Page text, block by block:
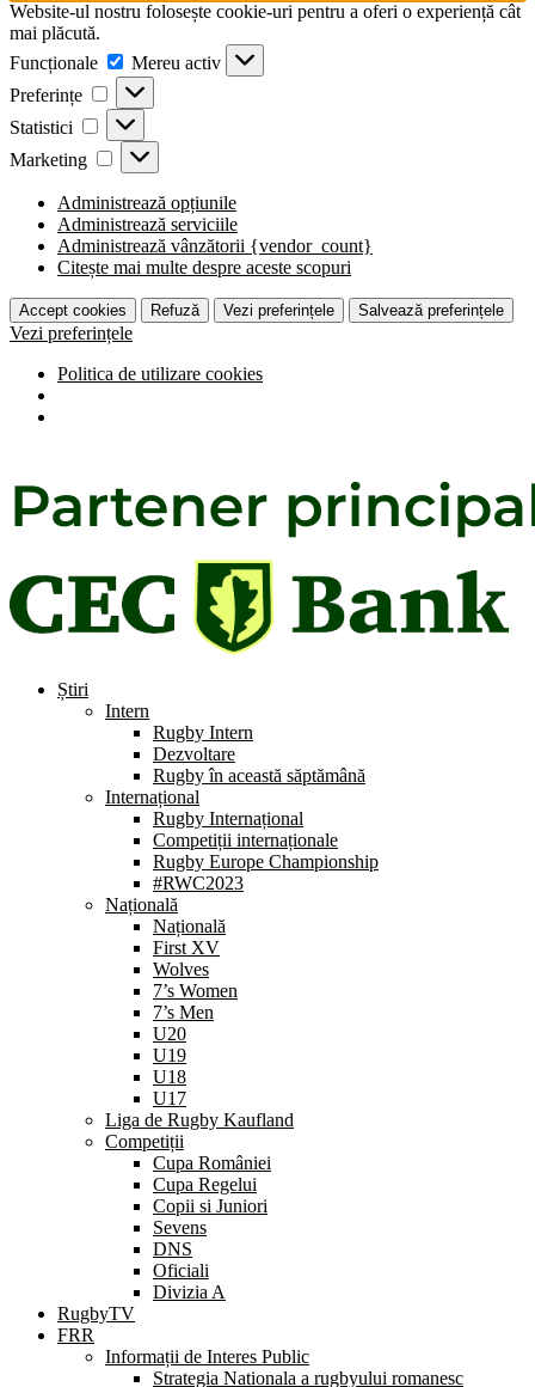
Website-ul nostru folosește cookie-uri pentru a oferi o experiență cât
mai plăcută.
Funcționale
Funcționale
Mereu activ
Preferințe
Preferințe
Statistici Statistici
Marketing Marketing
Administrează opțiunile
Administrează serviciile
Administrează vânzătorii {vendor_count}
Citește mai multe despre aceste scopuri
Accept cookies Refuză Vezi preferințele Salvează preferințele
Vezi preferințele
Politica de utilizare cookies
Știri
Intern
Rugby Intern
Dezvoltare
Rugby în această săptămână
Internațional
Rugby Internațional
Competiții internaționale
Rugby Europe Championship
#RWC2023
Națională
Națională
First XV
Wolves
7’s Women
7’s Men
U20
U19
U18
U17
Liga de Rugby Kaufland
Competiții
Cupa României
Cupa Regelui
Copii si Juniori
Sevens
DNS
Oficiali
Divizia A
RugbyTV
FRR
Informații de Interes Public
Strategia Nationala a rugbyului romanesc